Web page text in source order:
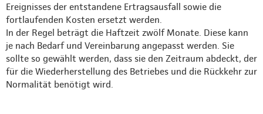
Ereignisses der entstandene Ertragsausfall sowie die
fortlaufenden Kosten ersetzt werden.
In der Regel beträgt die Haftzeit zwölf Monate. Diese kann
je nach Bedarf und Vereinbarung angepasst werden. Sie
sollte so gewählt werden, dass sie den Zeitraum abdeckt, der
für die Wiederherstellung des Betriebes und die Rückkehr zur
Normalität benötigt wird.